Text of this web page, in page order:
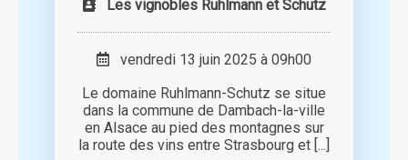
Les vignobles Ruhlmann et Schutz
vendredi 13 juin 2025 à 09h00
Le domaine Ruhlmann-Schutz se situe
dans la commune de Dambach-la-ville
en Alsace au pied des montagnes sur
la route des vins entre Strasbourg et [...]